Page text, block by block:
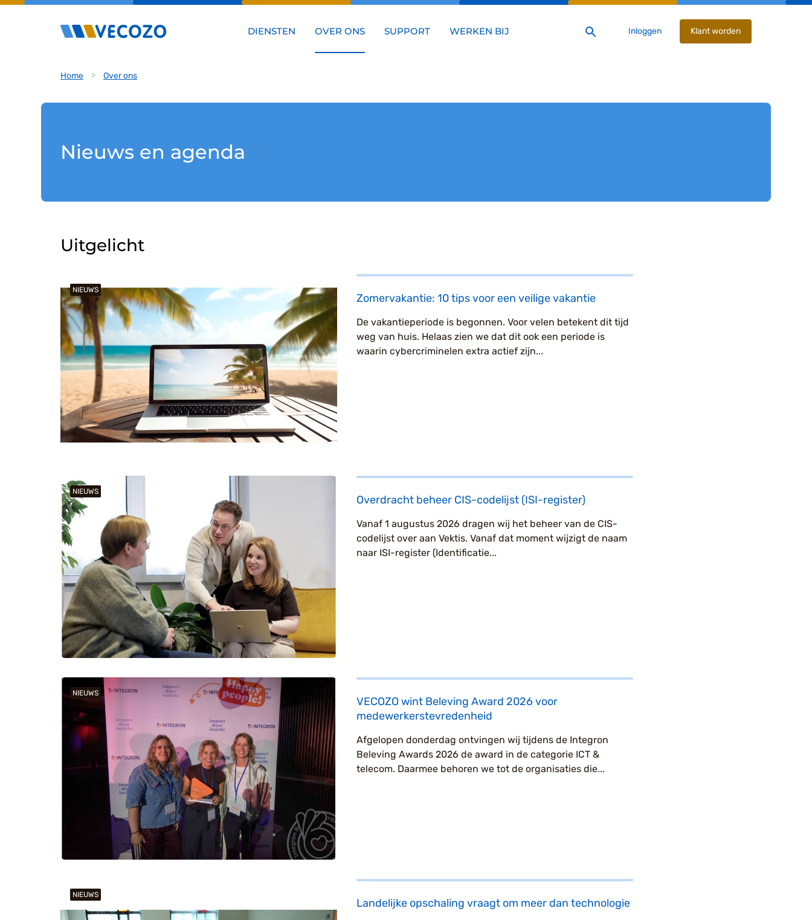
DIENSTEN OVER ONS SUPPORT WERKEN BIJ Inloggen Klant worden
Home Over ons
Nieuws en agenda
Uitgelicht
Zomervakantie: 10 tips voor een veilige vakantie
De vakantieperiode is begonnen. Voor velen betekent dit tijd
weg van huis. Helaas zien we dat dit ook een periode is
waarin cybercriminelen extra actief zijn...
NIEUWS
Overdracht beheer CIS-codelijst (ISI-register)
Vanaf 1 augustus 2026 dragen wij het beheer van de CIS-
codelijst over aan Vektis. Vanaf dat moment wijzigt de naam
naar ISI-register (Identificatie...
NIEUWS
VECOZO wint Beleving Award 2026 voor
medewerkerstevredenheid
Afgelopen donderdag ontvingen wij tijdens de Integron
Beleving Awards 2026 de award in de categorie ICT &
telecom. Daarmee behoren we tot de organisaties die...
NIEUWS
Landelijke opschaling vraagt om meer dan technologie
NIEUWS